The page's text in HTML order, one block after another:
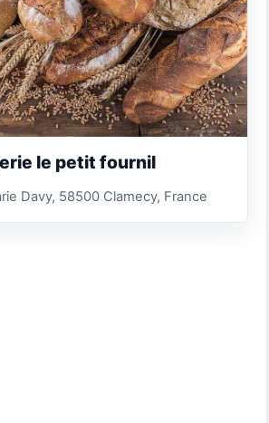
le petit fournil
Davy, 58500 Clamecy, France